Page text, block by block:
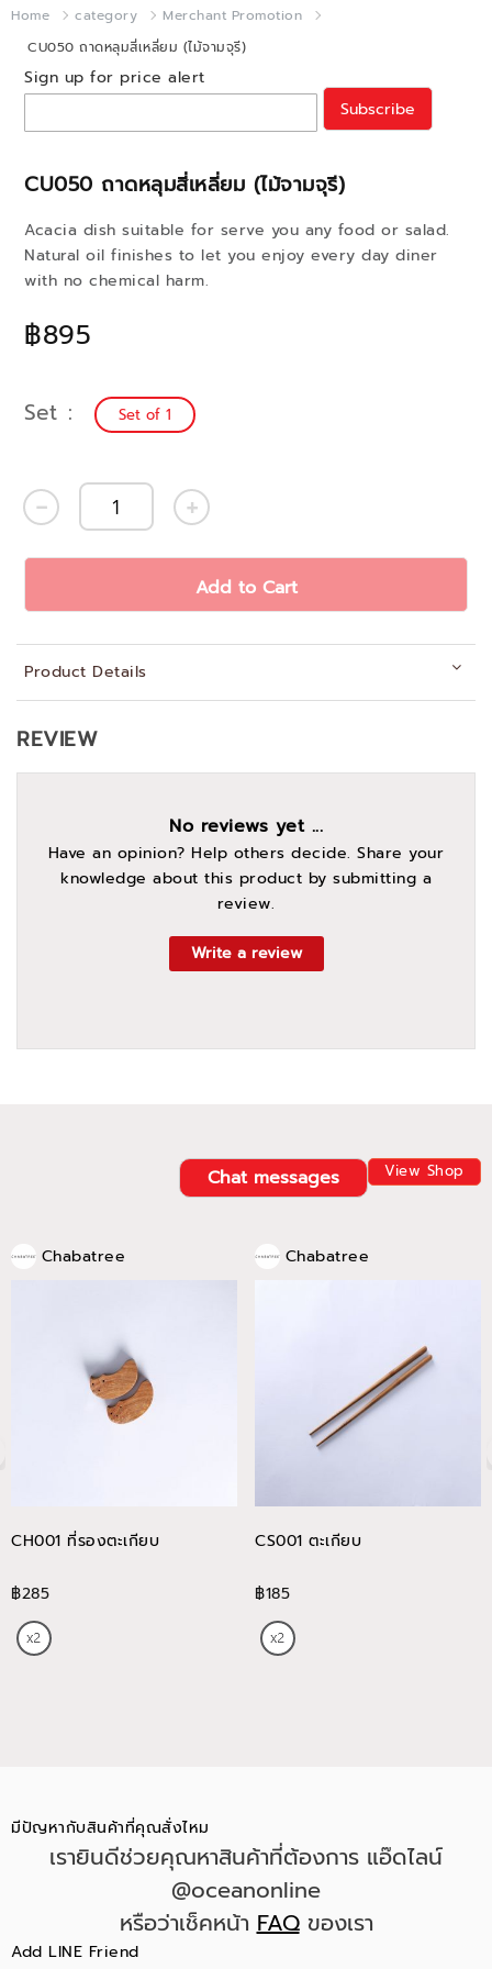
Home category
Merchant Promotion
CU050 ถาดหลุมสี่เหลี่ยม (ไม้จามจุรี)
CU050 ถาดหลุมสี่เหลี่ยม (ไม้จามจุรี)
฿895
Acacia dish suitable for serve you any food or salad.
Natural oil finishes to let you enjoy every day diner
with no chemical harm.
Sign up for price alert
Subscribe
Set Set of 1
Add to Cart
Product Details
View Shop
Chat messages
Chabatree
CH001 ที่รองตะเกียบ
฿285
Chabatree
CS001 ตะเกียบ
฿185
REVIEW
No reviews yet ...
Have an opinion? Help others decide. Share your
knowledge about this product by submitting a
review.
Write a review
มีปัญหากับสินค้าที่คุณสั่งไหม
เรายินดีช่วยคุณหาสินค้าที่ต้องการ แอ๊ดไลน์
@oceanonline
หรือว่าเช็คหน้าFAQของเรา
Add LINE Friend